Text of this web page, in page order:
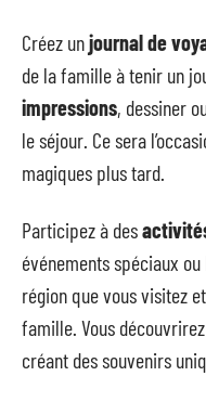
Créez unjournal de
de la famille à tenir un
impressions, dessiner
le séjour. Ce sera
magiques plus tard.
Participez à des
événements spéciaux
région que vous visitez
famille. Vous
créant des souvenirs